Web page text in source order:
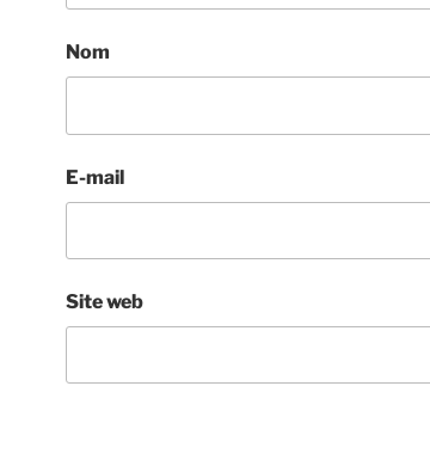
Nom
E-mail
Site web